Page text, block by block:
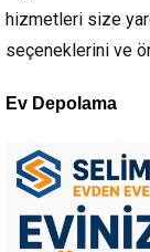
hizmetleri size
seçeneklerini ve
Ev Depolama